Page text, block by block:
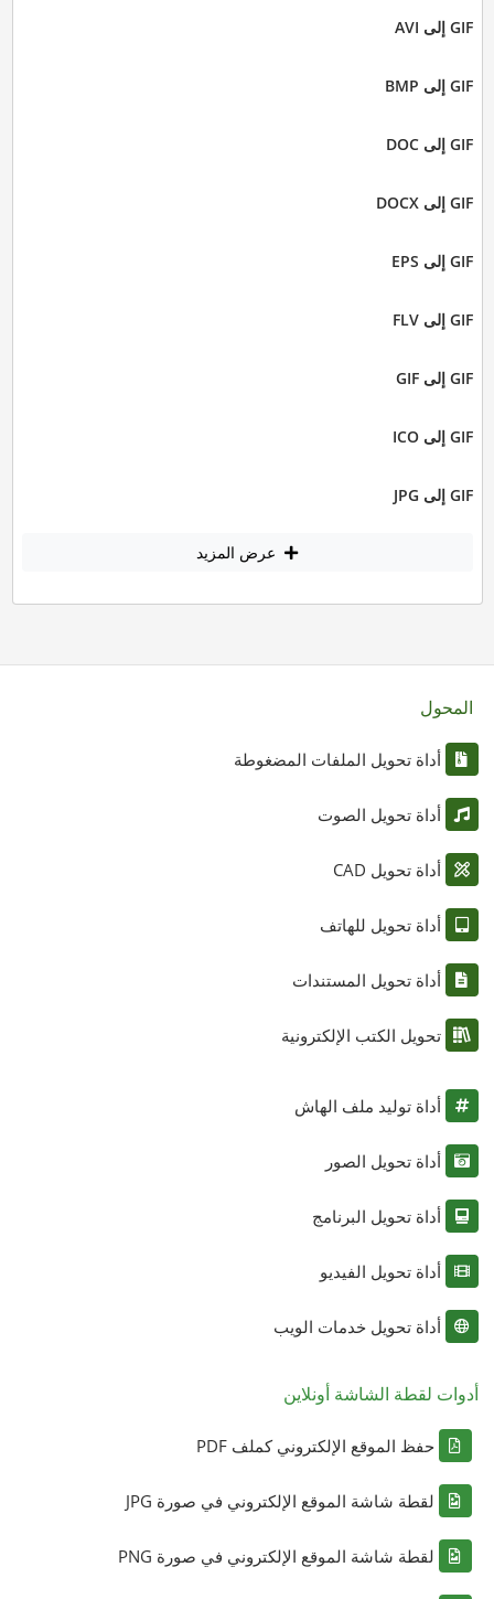
GIF إلى AVI
GIF إلى BMP
GIF إلى DOC
GIF إلى DOCX
GIF إلى EPS
GIF إلى FLV
GIF إلى GIF
GIF إلى ICO
GIF إلى JPG
عرض المزيد
المحول
أداة تحويل الملفات المضغوطة
أداة تحويل الصوت
أداة تحويل CAD
أداة تحويل للهاتف
أداة تحويل المستندات
تحويل الكتب الإلكترونية
أداة توليد ملف الهاش
أداة تحويل الصور
أداة تحويل البرنامج
أداة تحويل الفيديو
أداة تحويل خدمات الويب
أدوات لقطة الشاشة أونلاين
حفظ الموقع الإلكتروني كملف PDF
لقطة شاشة الموقع الإلكتروني في صورة JPG
لقطة شاشة الموقع الإلكتروني في صورة PNG